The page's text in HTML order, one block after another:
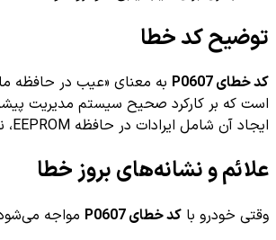
توضیح کد خطا
کد خطای P0607
ایجاد آن شامل ایرادات در حافظه EEPROM، نرم‌افزار معیوب یا قطع و وصل شدن برق ماژول باشد.
علائم و نشانه‌های بروز خطا
وقتی خودرو با کد خطای P0607
مواجه